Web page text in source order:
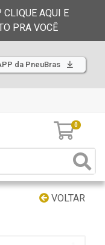
AQUI E
PRA VOCÊ
da PneuBras
0
VOLTAR